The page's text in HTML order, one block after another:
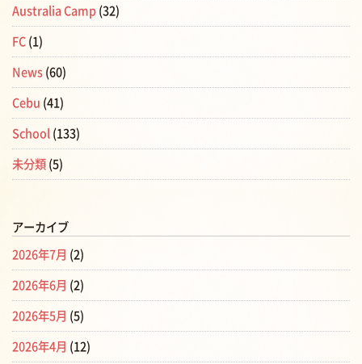
Australia Camp (32)
FC (1)
News (60)
Cebu (41)
School (133)
未分類 (5)
アーカイブ
2026年7月 (2)
2026年6月 (2)
2026年5月 (5)
2026年4月 (12)